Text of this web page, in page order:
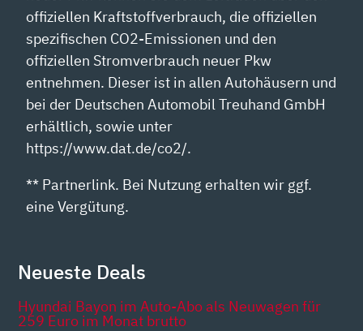
offiziellen Kraftstoffverbrauch, die offiziellen
spezifischen CO2-Emissionen und den
offiziellen Stromverbrauch neuer Pkw
entnehmen. Dieser ist in allen Autohäusern und
bei der Deutschen Automobil Treuhand GmbH
erhältlich, sowie unter
https://www.dat.de/co2/.
** Partnerlink. Bei Nutzung erhalten wir ggf.
eine Vergütung.
Neueste Deals
Hyundai Bayon im Auto-Abo als Neuwagen für
259 Euro im Monat brutto